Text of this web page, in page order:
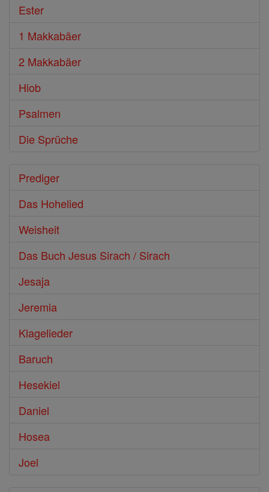
Ester
1 Makkabäer
2 Makkabäer
Hiob
Psalmen
Die Sprüche
Prediger
Das Hohelied
Weisheit
Das Buch Jesus Sirach / Sirach
Jesaja
Jeremia
Klagelieder
Baruch
Hesekiel
Daniel
Hosea
Joel